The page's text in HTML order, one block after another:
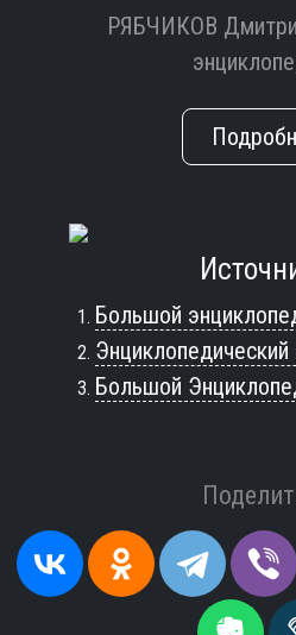
РЯБЧИКОВ
Большой
Энциклопедический
Большой